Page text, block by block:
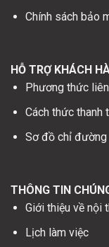
Chính sách bảo
HỖ TRỢ KHÁCH
Phương thức
Cách thức thanh
Sơ đồ chỉ đường
THÔNG TIN
Giới thiệu về nội
Lịch làm việc